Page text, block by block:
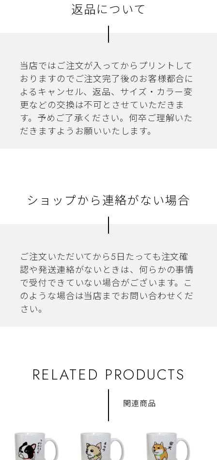
返品について
当店ではご注文が入ってからプリントして
おりますのでご注文完了後のお客様都合に
よるキャンセル、返品、サイズ・カラー変
更などの交換は不可とさせていただきま
す。予めご了承ください。何卒ご理解いた
だきますようお願いいたします。
ショップから連絡がない場合
ご注文いただいてから5日たっても注文確
認や発送連絡がないときは、何らかの事情
で受付できていない場合がございます。こ
のような場合は当店までお問い合わせくだ
さい。
RELATED PRODUCTS
関連商品